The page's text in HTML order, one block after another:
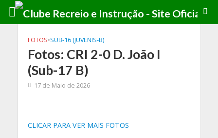
FOTOS•SUB-16 (JUVENIS-B)
Fotos: CRI 2-0 D. João I
(Sub-17 B)
17 de Maio de 2026
CLICAR PARA VER MAIS FOTOS